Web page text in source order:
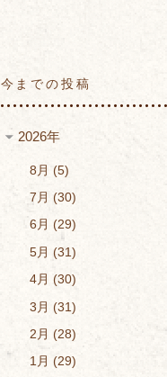
今までの投稿
2026年
8月
5
7月
30
6月
29
5月
31
4月
30
3月
31
2月
28
1月
29